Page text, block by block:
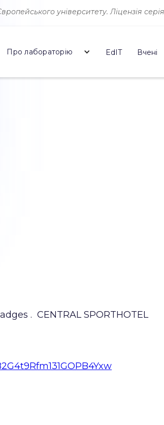
університету. Ліцензія
Про лабораторію EdIT Вчені
. CENTRAL SPORTHOTEL